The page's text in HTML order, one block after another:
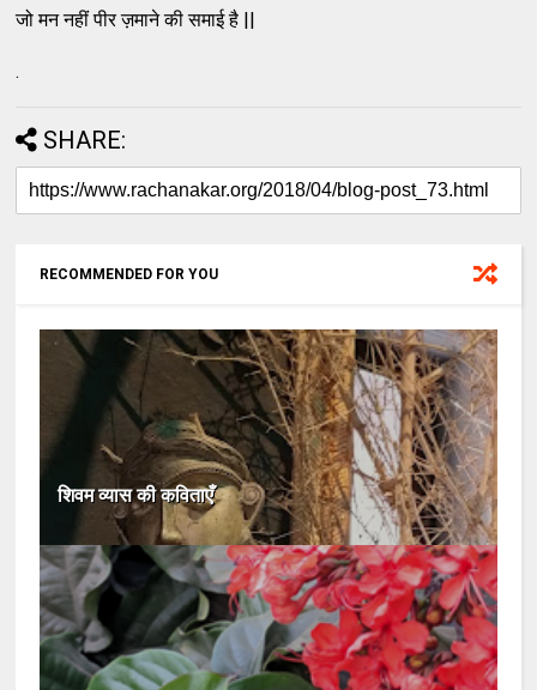
जो मन नहीं पीर ज़माने की समाई है ||
.
SHARE:
RECOMMENDED FOR YOU
शिवम व्यास की कविताएँ